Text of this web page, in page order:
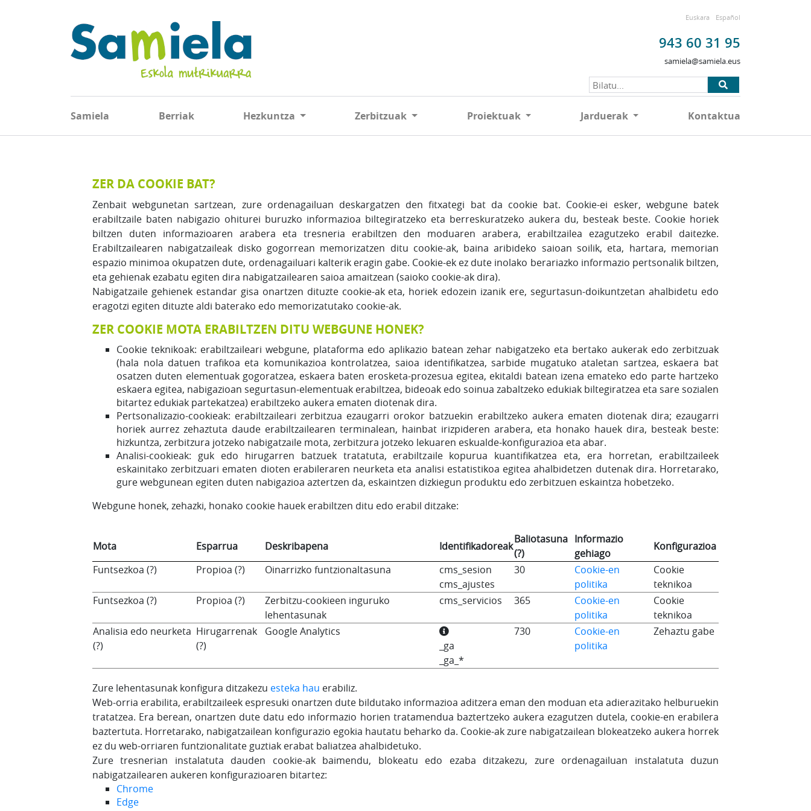
Euskara Español
943 60 31 95
samiela@samiela.eus
Samiela Berriak Hezkuntza Zerbitzuak Proiektuak Jarduerak Kontaktua
ZER DA COOKIE BAT?
Zenbait webgunetan sartzean, zure ordenagailuan deskargatzen den fitxategi bat da cookie bat. Cookie-ei esker, webgune batek
erabiltzaile baten nabigazio ohiturei buruzko informazioa biltegiratzeko eta berreskuratzeko aukera du, besteak beste. Cookie horiek
biltzen duten informazioaren arabera eta tresneria erabiltzen den moduaren arabera, erabiltzailea ezagutzeko erabil daitezke.
Erabiltzailearen nabigatzaileak disko gogorrean memorizatzen ditu cookie-ak, baina aribideko saioan soilik, eta, hartara, memorian
espazio minimoa okupatzen dute, ordenagailuari kalterik eragin gabe. Cookie-ek ez dute inolako berariazko informazio pertsonalik biltzen,
eta gehienak ezabatu egiten dira nabigatzailearen saioa amaitzean (saioko cookie-ak dira).
Nabigatzaile gehienek estandar gisa onartzen dituzte cookie-ak eta, horiek edozein izanik ere, segurtasun-doikuntzetan ahalbidetu edo
eragotzi egiten dituzte aldi baterako edo memorizatutako cookie-ak.
ZER COOKIE MOTA ERABILTZEN DITU WEBGUNE HONEK?
Cookie teknikoak: erabiltzaileari webgune, plataforma edo aplikazio batean zehar nabigatzeko eta bertako aukerak edo zerbitzuak
(hala nola datuen trafikoa eta komunikazioa kontrolatzea, saioa identifikatzea, sarbide mugatuko ataletan sartzea, eskaera bat
osatzen duten elementuak gogoratzea, eskaera baten erosketa-prozesua egitea, ekitaldi batean izena emateko edo parte hartzeko
eskaera egitea, nabigazioan segurtasun-elementuak erabiltzea, bideoak edo soinua zabaltzeko edukiak biltegiratzea eta sare sozialen
bitartez edukiak partekatzea) erabiltzeko aukera ematen diotenak dira.
Pertsonalizazio-cookieak: erabiltzaileari zerbitzua ezaugarri orokor batzuekin erabiltzeko aukera ematen diotenak dira; ezaugarri
horiek aurrez zehaztuta daude erabiltzailearen terminalean, hainbat irizpideren arabera, eta honako hauek dira, besteak beste:
hizkuntza, zerbitzura jotzeko nabigatzaile mota, zerbitzura jotzeko lekuaren eskualde-konfigurazioa eta abar.
Analisi-cookieak: guk edo hirugarren batzuek tratatuta, erabiltzaile kopurua kuantifikatzea eta, era horretan, erabiltzaileek
eskainitako zerbitzuari ematen dioten erabileraren neurketa eta analisi estatistikoa egitea ahalbidetzen dutenak dira. Horretarako,
gure webgunean egiten duten nabigazioa aztertzen da, eskaintzen dizkiegun produktu edo zerbitzuen eskaintza hobetzeko.
Webgune honek, zehazki, honako cookie hauek erabiltzen ditu edo erabil ditzake:
Mota Esparrua Deskribapena Identifikadoreak
Baliotasuna
(?)
Informazio
gehiago
Konfigurazioa
Funtsezkoa (?) Propioa (?) Oinarrizko funtzionaltasuna
cms_sesion
cms_ajustes
30
Cookie-en
politika
Cookie
teknikoa
Funtsezkoa (?) Propioa (?)
Zerbitzu-cookieen inguruko
lehentasunak
cms_servicios 365
Cookie-en
politika
Cookie
teknikoa
Analisia edo neurketa
(?)
Hirugarrenak
(?)
Google Analytics
_ga
_ga_*
730
Cookie-en
politika
Zehaztu gabe
Zure lehentasunak konfigura ditzakezu esteka hau erabiliz.
Web-orria erabilita, erabiltzaileek espresuki onartzen dute bildutako informazioa aditzera eman den moduan eta adierazitako helburuekin
tratatzea. Era berean, onartzen dute datu edo informazio horien tratamendua baztertzeko aukera ezagutzen dutela, cookie-en erabilera
baztertuta. Horretarako, nabigatzailean konfigurazio egokia hautatu beharko da. Cookie-ak zure nabigatzailean blokeatzeko aukera horrek
ez du web-orriaren funtzionalitate guztiak erabat baliatzea ahalbidetuko.
Zure tresnerian instalatuta dauden cookie-ak baimendu, blokeatu edo ezaba ditzakezu, zure ordenagailuan instalatuta duzun
nabigatzailearen aukeren konfigurazioaren bitartez:
Chrome
Edge